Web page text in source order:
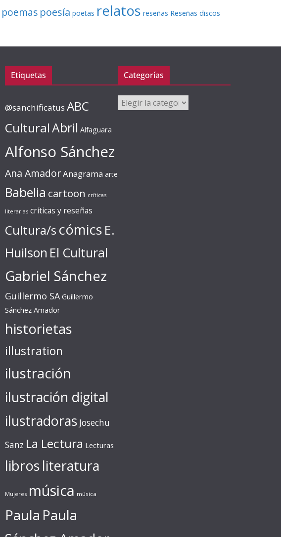
poemas poesía poetas relatos reseñas Reseñas discos
Etiquetas
@sanchificatus ABC
CulturalAbril Alfaguara
Alfonso Sánchez
Ana AmadorAnagrama arte
Babelia cartoon críticas
literarias críticas y reseñas
Cultura/s cómics E.
Huilson El Cultural
Gabriel Sánchez
Guillermo SA Guillermo
Sánchez Amador
historietas
illustration
ilustración
ilustración digital
ilustradoras Josechu
Sanz La Lectura Lecturas
librosliteratura
Mujeres música música
Paula Paula
Categorías
Categorías